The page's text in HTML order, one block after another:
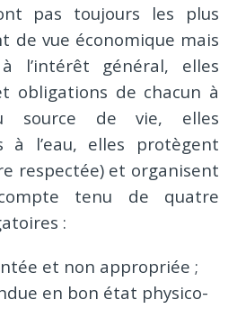
pas toujours les plus
de vue économique mais
l’intérêt général, elles
obligations de chacun à
source de vie, elles
à l’eau, elles protègent
respectée) et organisent
tenu de quatre
:
et non appropriée ;
en bon état physico-